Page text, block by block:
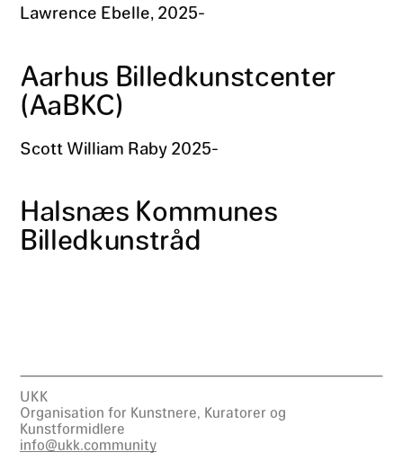
Lawrence Ebelle, 2025-
Aarhus Billedkunstcenter
(AaBKC)
Scott William Raby 2025-
Halsnæs Kommunes
Billedkunstråd
UKK
Organisation for Kunstnere, Kuratorer og
Kunstformidlere
info@ukk.community